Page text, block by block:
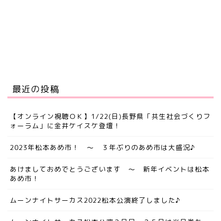
最近の投稿
【オンライン視聴ＯＫ】1/22(日)長野県「共生社会づくりフ
ォーラム」に金井ケイスケ登壇！
2023年松本あめ市！ ～ ３年ぶりのあめ市は大盛況♪
あけましておめでとうございます ～ 新年イベントは松本
あめ市！
ムーンナイトサーカス2022松本公演終了しました♪